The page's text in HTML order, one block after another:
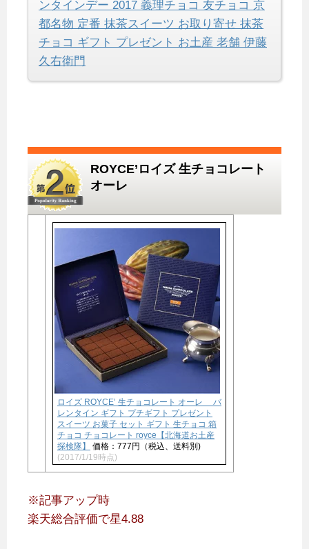
ンタインデー 2017 義理チョコ 友チョコ 京
都名物 定番 抹茶スイーツ お取り寄せ 抹茶
チョコ ギフト プレゼント お土産 老舗 伊藤
久右衛門
ROYCE’ロイズ 生チョコレート
オーレ
ロイズ ROYCE’ 生チョコレート オーレ バ
レンタイン ギフト プチギフト プレゼント
スイーツ お菓子 セット ギフト 生チョコ 箱
チョコ チョコレート royce【北海道お土産
探検隊】
価格：777円（税込、送料別)
(2017/1/19時点)
※記事アップ時
楽天総合評価で星4.88